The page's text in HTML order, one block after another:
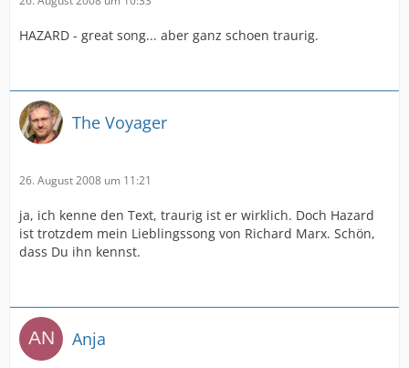
HAZARD - great song... aber ganz schoen traurig.
The Voyager
26. August 2008 um 11:21
ja, ich kenne den Text, traurig ist er wirklich. Doch Hazard
ist trotzdem mein Lieblingssong von Richard Marx. Schön,
dass Du ihn kennst.
Anja